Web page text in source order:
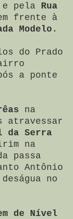
e pela Rua
frente à
Modelo .
do Prado
a ponte
na
atravessar
da Serra
na
passa
Antônio
no
de Nível